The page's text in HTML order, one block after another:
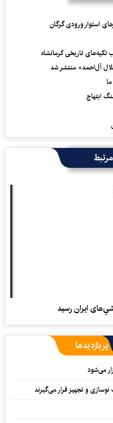
استوار ورودی گرگان
تکیه‌های تاریخی کرمانشاه
آل‌احمد» منتشر شد
ابتهاج
مرتبط
ايران رسيد
پربازدیدها
می‌شود
و تجهیز قرار می‌گیرند